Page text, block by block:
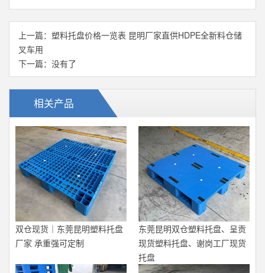
上一篇： 塑料托盘价格一览表 昆明厂家直供HDPE全新料仓储
叉车用
下一篇：没有了
相关产品
双仓现货｜东莞昆明塑料托盘
厂家 承重强可定制
东莞昆明双仓塑料托盘、呈贡
现货塑料托盘、谢岗工厂现货
托盘